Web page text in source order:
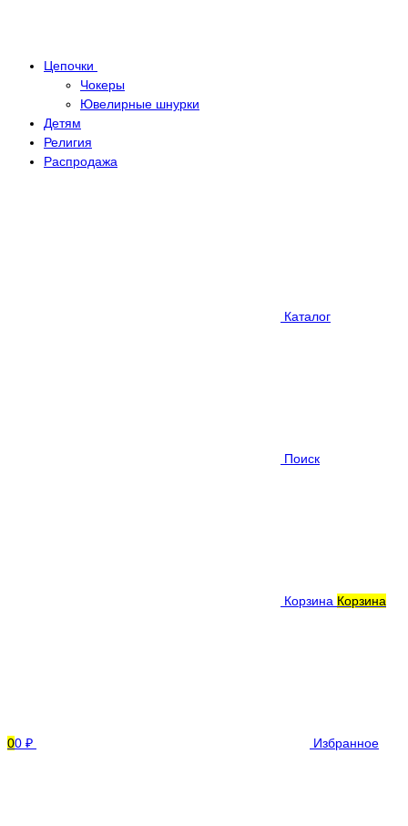
Цепочки
Чокеры
Ювелирные шнурки
Детям
Религия
Распродажа
Каталог
Поиск
Корзина Корзина
00 ₽ Избранное